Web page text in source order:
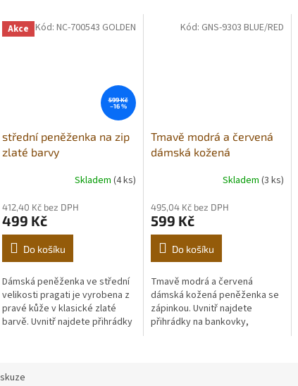
Akce
599 Kč
–16 %
střední peněženka na zip
zlaté barvy
Skladem (4 ks)
412,40 Kč bez DPH
499 Kč
Do košíku
Dámská peněženka ve střední
velikosti pragati je vyrobena z
pravé kůže v klasické zlaté
barvě. Uvnitř najdete přihrádky
Kód: NC-700543 GOLDEN
Tmavě modrá a červená
dámská kožená
Skladem(3 ks)
495,04 Kč bez DPH
599 Kč
Do košíku
Tmavě modrá a červená
dámská kožená peněženka se
zápinkou. Uvnitř najdete
přihrádky na bankovky,
Kód: GNS-9303 BLUE/RED